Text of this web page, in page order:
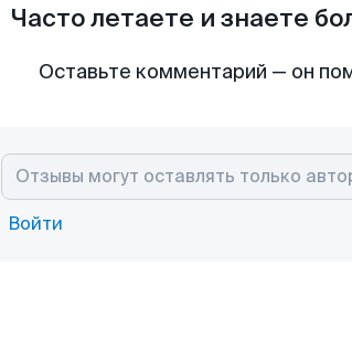
Часто летаете и знаете
Оставьте комментарий — он
Войти